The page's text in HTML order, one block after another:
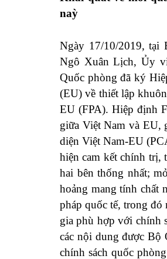
naỳ
Ngày 17/10/2019, tại
Ngô Xuân Lịch, Ủy
Quốc phòng đã ký
(EU) về thiết lập
EU (FPA). Hiệp định
giữa Việt Nam và EU,
diện Việt Nam-EU
hiện cam kết chính trị,
hai bên thống nhất;
hoảng mang tính chất
pháp quốc tế, trong đó
gia phù hợp với chính
các nội dung được Bộ
chính sách quốc